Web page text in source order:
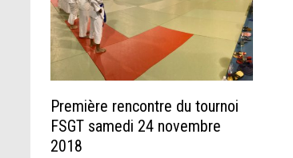
Première rencontre du tournoi
FSGT samedi 24 novembre
2018